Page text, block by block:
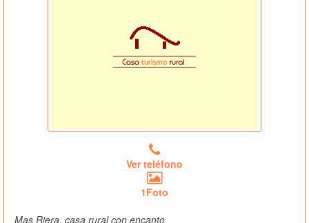
Ver teléfono
1Foto
Mas Riera, casa rural con encanto